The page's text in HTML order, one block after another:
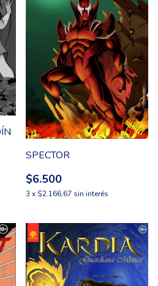
SPECTOR
$6.500
3 x $2.166,67 sin interés